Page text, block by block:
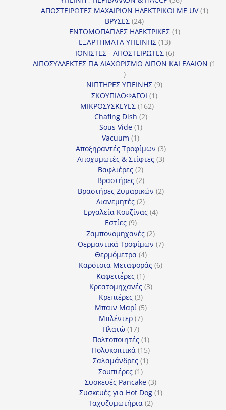
προϊόντα
ΑΠΟΣΤΕΙΡΩΤΕΣ ΜΑΧΑΙΡΙΩΝ ΗΛΕΚΤΡΙΚΟΙ ΜΕ UV 11
ΒΡΥΣΕΣ 2424
προϊόντα
ΕΝΤΟΜΟΠΑΓΙΔΕΣ ΗΛΕΚΤΡΙΚΕΣ 11
ΕΞΑΡΤΗΜΑΤΑ ΥΓΙΕΙΝΗΣ 1313
προϊόντα
ΙΟΝΙΣΤΕΣ - ΑΠΟΣΤΕΙΡΩΤΕΣ 66
προϊόντα
ΛΙΠΟΣΥΛΛΕΚΤΕΣ ΓΙΑ ΔΙΑΧΩΡΙΣΜΟ ΛΙΠΩΝ ΚΑΙ ΕΛΑΙΩΝ 1
1
προϊόν
ΝΙΠΤΗΡΕΣ ΥΓΙΕΙΝΗΣ 99
ΣΚΟΥΠΙΔΟΦΑΓΟΙ 11
ΜΙΚΡΟΣΥΣΚΕΥΕΣ 162162
Chafing Dish 22
Sous Vide 11
Vacuum 11
προϊόν
Αποξηραντές Τροφίμων 33
προϊόντα
Αποχυμωτές & Στίφτες 33
Βαφλιέρες 22
προϊόντα
Βραστήρες 22
προϊόντα
Βραστήρες Ζυμαρικών 22
Διανεμητές 22
προϊόντα
Εργαλεία Κουζίνας 44
Εστίες 99
προϊόντα
Ζαμπονομηχανές 22
προϊόντα
Θερμαντικά Τροφίμων 77
Θερμόμετρα 44
προϊόντα
Καρότσια Μεταφοράς 66
Καφετιέρες 11
προϊόν
Κρεατομηχανές 33
Κρεπιέρες 33
προϊόντα
Μπαιν Μαρί 55
Μπλέντερ 77
Πλατώ 1717
προϊόντα
Πολτοποιητές 11
προϊόν
Πολυκοπτικά 1515
προϊόντα
Σαλαμάνδρες 11
Σουπιέρες 11
προϊόν
Συσκευές Pancake 33
προϊόντα
Συσκευές για Hot Dog 11
Ταχυζυμωτήρια 22